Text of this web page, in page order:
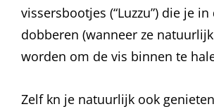
vissersbootjes (“Luzzu”) die je
dobberen (wanneer ze
worden om de vis binnen te
Zelf kn je natuurlijk ook